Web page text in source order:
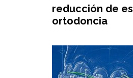
reducción de
ortodoncia